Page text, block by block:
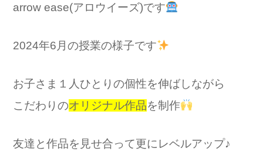
arrow ease(アロウイーズ)です
2024年6月の授業の様子です
お子さま１人ひとりの個性を伸ばしながら
こだわりのオリジナル作品を制作
友達と作品を見せ合って更にレベルアップ♪